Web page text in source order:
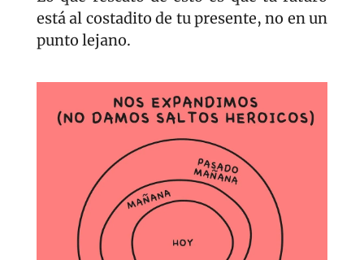
está al costadito de tu presente, no en un
punto lejano.